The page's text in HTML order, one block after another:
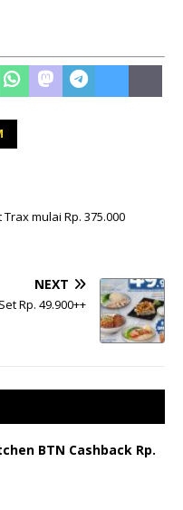
mulai Rp. 375.000
NEXT
Rp. 49.900++
BTN Cashback Rp.